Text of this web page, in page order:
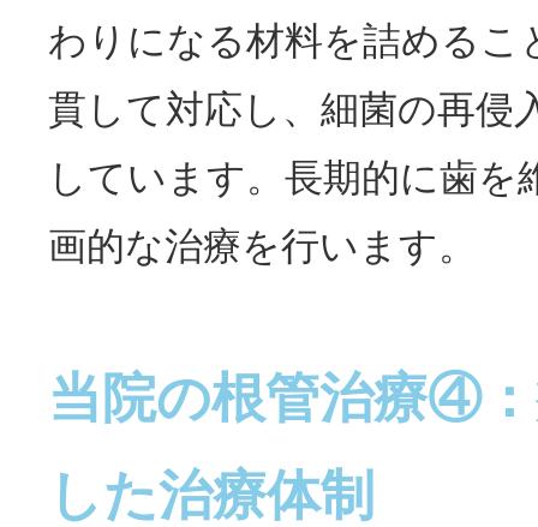
わりになる材料を詰めるこ
貫して対応し、細菌の再侵
しています。長期的に歯を
画的な治療を行います。
当院の根管治療④
した治療体制